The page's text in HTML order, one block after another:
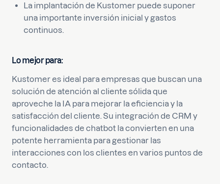
La implantación de Kustomer puede suponer
una importante inversión inicial y gastos
continuos.
Lo mejor para:
Kustomer es ideal para empresas que buscan una
solución de atención al cliente sólida que
aproveche la IA para mejorar la eficiencia y la
satisfacción del cliente. Su integración de CRM y
funcionalidades de chatbot la convierten en una
potente herramienta para gestionar las
interacciones con los clientes en varios puntos de
contacto.